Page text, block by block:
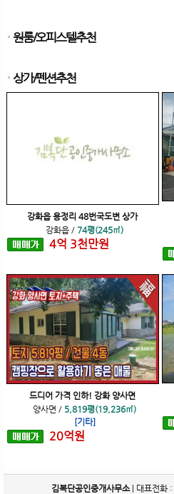
원룸/오피스텔추천
상가/펜션추천
강화읍 용정리 48번국도변 상가
강화읍 / 74평(245㎡)
4억 3천만원
드디어 가격 인하! 강화 양사면
양사면 / 5,819평(19,236㎡)
[기타]
20억원
김복단공인중개사무소| 대표전화 :